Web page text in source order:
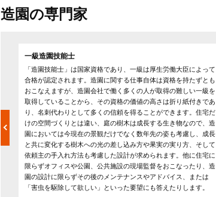
造園の専門家
一級造園技能士
「造園技能士」は国家資格であり、一級は厚生労働大臣によって
合格が認定されます。造園に関する仕事自体は資格を持たずとも
おこなえますが、造園会社で働く多くの人が取得の難しい一級を
取得していることから、その資格の価値の高さは折り紙付きであ
り、名刺代わりとして多くの信頼を得ることができます。住宅だ
けの空間づくりとは違い、庭の樹木は成長する生き物なので、造
園においては今現在の景観だけでなく数年先の姿も考慮し、成長
と共に変化する樹木への光の差し込み方や果実の実り方、そして
依頼主の手入れ方法も考慮した設計が求められます。他に住宅に
限らずオフィスや公園、公共施設の現場監督をおこなったり、造
園の設計に限らずその後のメンテナンスやアドバイス、または
「害虫を駆除して欲しい」といった要望にも答えたりします。